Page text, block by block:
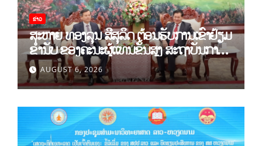
ຂ່າວ
ສະຫາຍ ທອງລຸນ ສີສຸລິດ ຕ້ອນຮັບການເຂົ້າຢ້ຽມ
ຂຳ່ນັບ ຂອງຄະນະຜູ້ແທນຂັ້ນສູງ ສະຖາບັນການ
ເມືອງແຫ່ງຊາດ ໂຮ່ຈີມິນ ແລະ ສະຖາບັນບັນດິດ
ວິທະຍາສາດສັງຄົມຫວຽດນາມ
AUGUST 6, 2026